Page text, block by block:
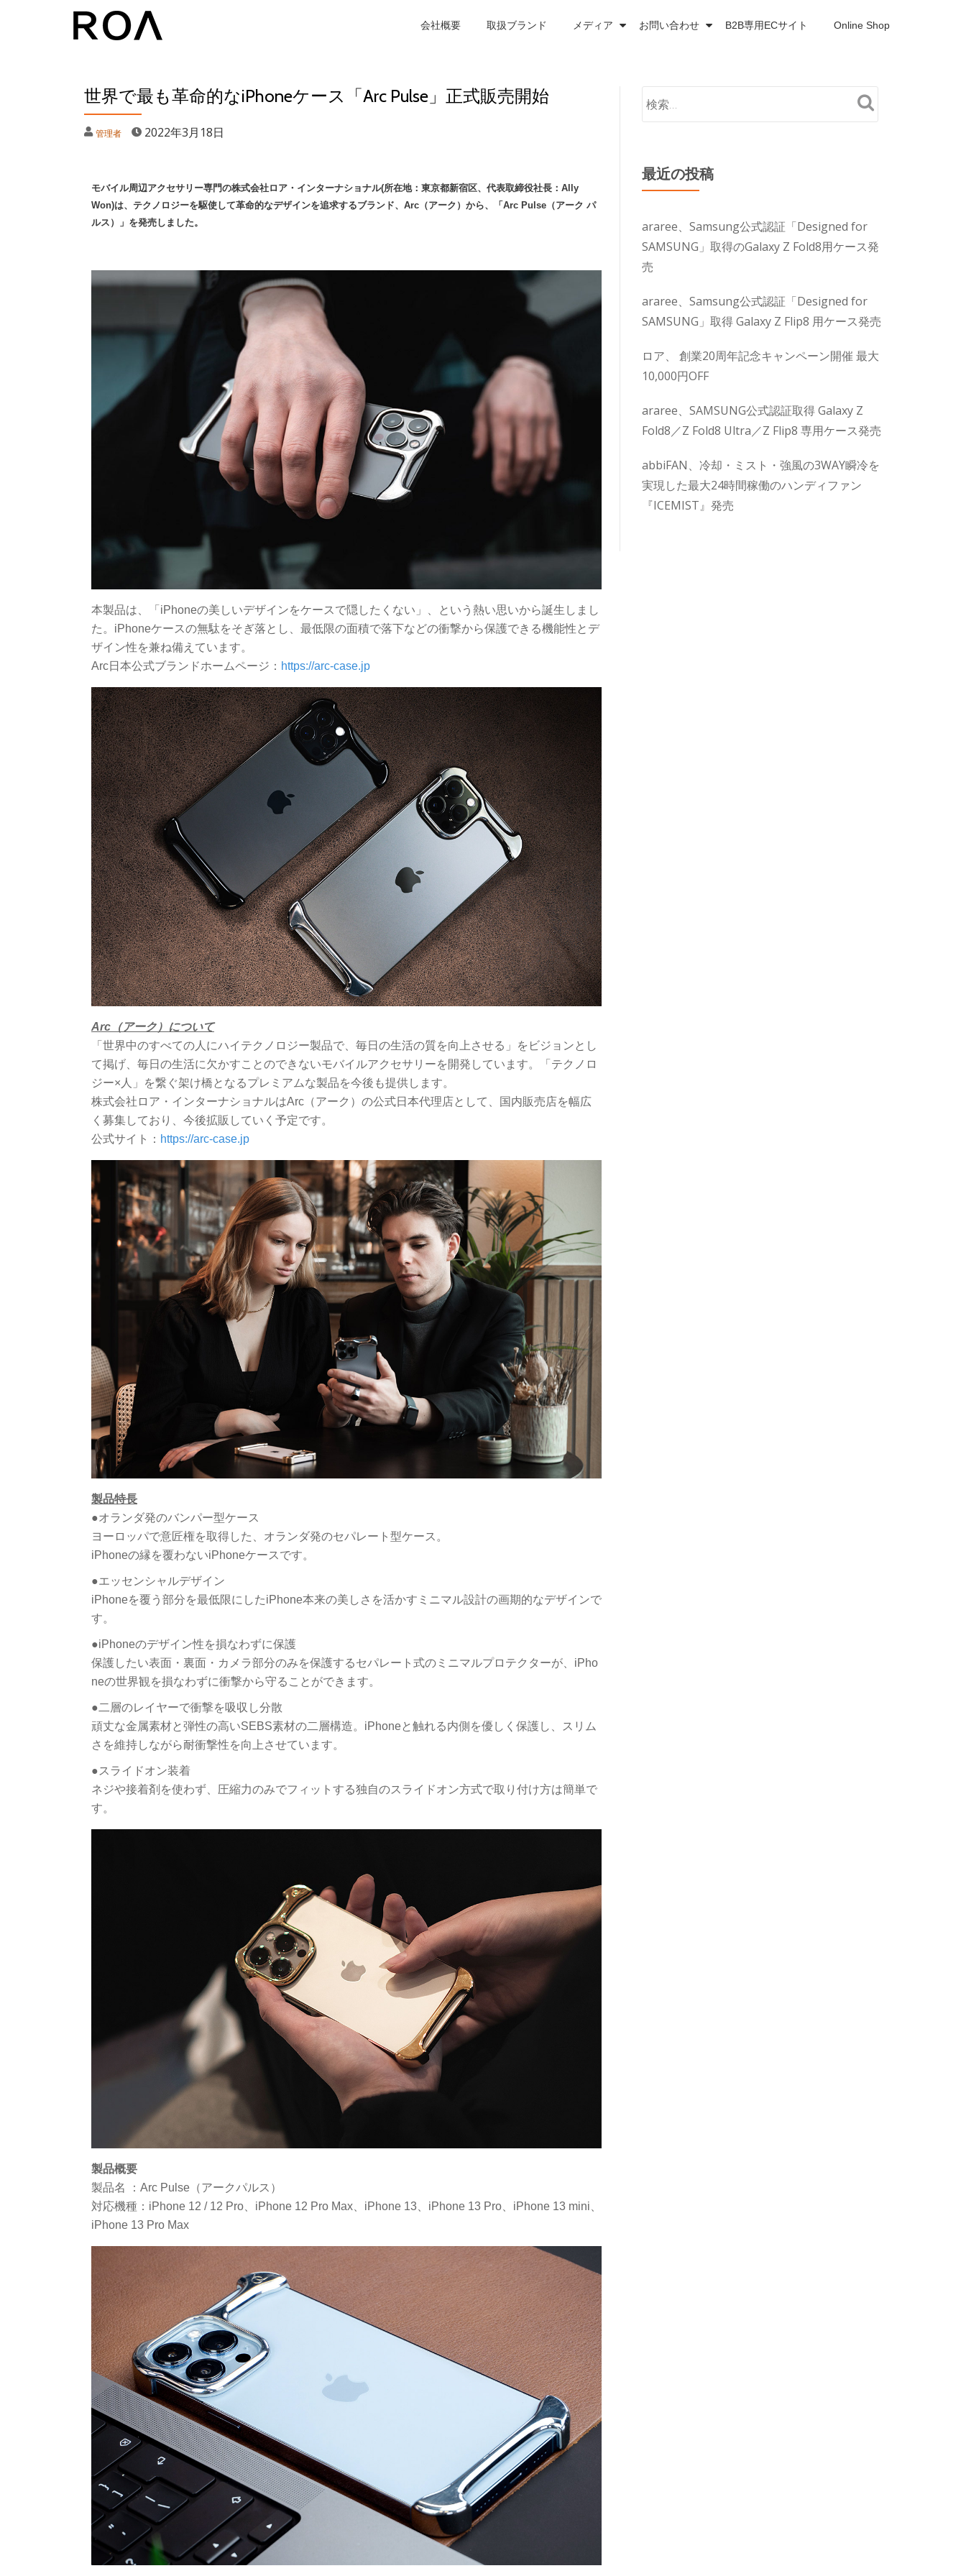
会社概要 取扱ブランド メディア お問い合わせ B2B専用ECサイト Online Shop
世界で最も革命的なiPhoneケース「Arc Pulse」正式販売開始
管理者 2022年3月18日
モバイル周辺アクセサリー専門の株式会社ロア・インターナショナル(所在地：東京都新宿区、代表取締役社長：Ally
Won)は、テクノロジーを駆使して革命的なデザインを追求するブランド、Arc（アーク）から、「Arc Pulse（アーク パ
ルス）」を発売しました。
本製品は、「iPhoneの美しいデザインをケースで隠したくない」、という熱い思いから誕生しまし
た。iPhoneケースの無駄をそぎ落とし、最低限の面積で落下などの衝撃から保護できる機能性とデ
ザイン性を兼ね備えています。
Arc日本公式ブランドホームページ： https://arc-case.jp
Arc（アーク）について
「世界中のすべての人にハイテクノロジー製品で、毎日の生活の質を向上させる」をビジョンとし
て掲げ、毎日の生活に欠かすことのできないモバイルアクセサリーを開発しています。「テクノロ
ジー×人」を繋ぐ架け橋となるプレミアムな製品を今後も提供します。
株式会社ロア・インターナショナルはArc（アーク）の公式日本代理店として、国内販売店を幅広
く募集しており、今後拡販していく予定です。
公式サイト： https://arc-case.jp
製品特長
●オランダ発のバンパー型ケース
ヨーロッパで意匠権を取得した、オランダ発のセパレート型ケース。
iPhoneの縁を覆わないiPhoneケースです。
●エッセンシャルデザイン
iPhoneを覆う部分を最低限にしたiPhone本来の美しさを活かすミニマル設計の画期的なデザインで
す。
●iPhoneのデザイン性を損なわずに保護
保護したい表面・裏面・カメラ部分のみを保護するセパレート式のミニマルプロテクターが、iPho
neの世界観を損なわずに衝撃から守ることができます。
●二層のレイヤーで衝撃を吸収し分散
頑丈な金属素材と弾性の高いSEBS素材の二層構造。iPhoneと触れる内側を優しく保護し、スリム
さを維持しながら耐衝撃性を向上させています。
●スライドオン装着
ネジや接着剤を使わず、圧縮力のみでフィットする独自のスライドオン方式で取り付け方は簡単で
す。
製品概要
製品名 ：Arc Pulse（アークパルス）
対応機種：iPhone 12 / 12 Pro、iPhone 12 Pro Max、iPhone 13、iPhone 13 Pro、iPhone 13 mini、
iPhone 13 Pro Max
最近の投稿
araree、Samsung公式認証「Designed for
SAMSUNG」取得のGalaxy Z Fold8用ケース発
売
araree、Samsung公式認証「Designed for
SAMSUNG」取得 Galaxy Z Flip8 用ケース発売
ロア、 創業20周年記念キャンペーン開催 最大
10,000円OFF
araree、SAMSUNG公式認証取得 Galaxy Z
Fold8／Z Fold8 Ultra／Z Flip8 専用ケース発売
abbiFAN、冷却・ミスト・強風の3WAY瞬冷を
実現した最大24時間稼働のハンディファン
『ICEMIST』発売